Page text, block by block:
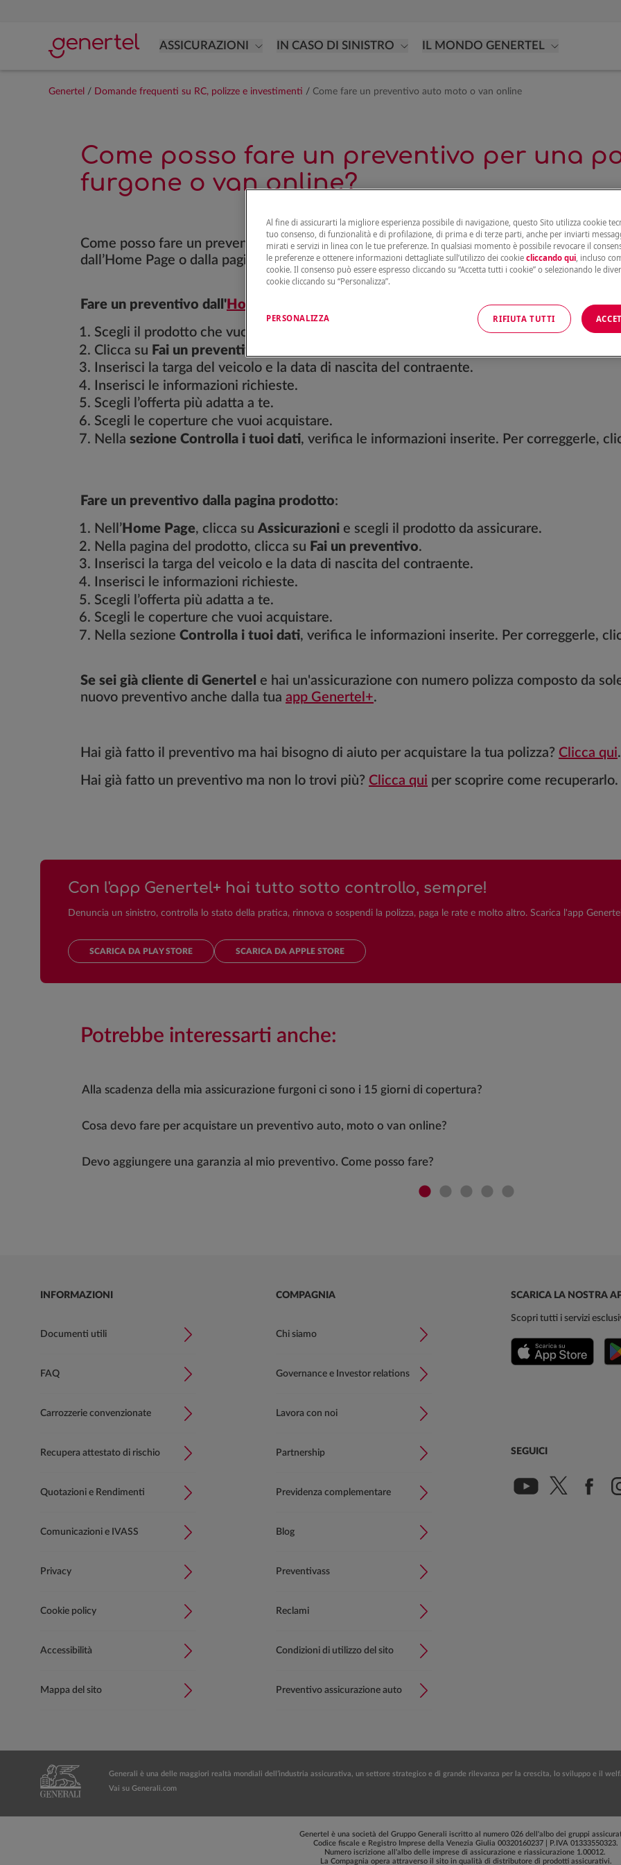
ASSICURAZIONI IN CASO DI SINISTRO IL MONDO GENERTEL
Genertel / Domande frequenti su RC, polizze e investimenti / Come fare un preventivo auto moto o van online
Come posso fare un preventivo per una
furgone o van online?
Come posso fare un preventivo per una polizza auto, moto, furgone o van online? Puoi
dall’Home Page o dalla pagina del prodotto che vuoi assicurare.
Fare un preventivo dall' HomePage
Scegli il prodotto che vuoi assicurare.
Clicca su Fai un preventivo.
Inserisci la targa del veicolo e la data di nascita del contraente.
Inserisci le informazioni richieste.
Scegli l’offerta più adatta a te.
Scegli le coperture che vuoi acquistare.
Nella sezione Controlla i tuoi dati, verifica le informazioni inserite. Per correggerle,
Fare un preventivo dalla pagina prodotto:
Nell’ Home Page, clicca su Assicurazioni e scegli il prodotto da assicurare.
Nella pagina del prodotto, clicca su Fai un preventivo.
Inserisci la targa del veicolo e la data di nascita del contraente.
Inserisci le informazioni richieste.
Scegli l’offerta più adatta a te.
Scegli le coperture che vuoi acquistare.
Nella sezione Controlla i tuoi dati, verifica le informazioni inserite. Per correggerle,
Se sei già cliente di Genertel e hai un'assicurazione con numero polizza composto da
nuovo preventivo anche dalla tua app Genertel+.
Hai già fatto il preventivo ma hai bisogno di aiuto per acquistare la tua polizza? Clicca qui.
Hai già fatto un preventivo ma non lo trovi più? Clicca qui per scoprire come recuperarlo.
Con l'app Genertel+ hai tutto sotto controllo, sempre!
Denuncia un sinistro, controlla lo stato della pratica, rinnova o sospendi la polizza, paga le rate e molto altro. Scarica l'app
SCARICA DA PLAY STORE SCARICA DA APPLE STORE
Potrebbe interessarti anche:
Alla scadenza della mia assicurazione furgoni ci sono i 15 giorni di copertura?
Cosa devo fare per acquistare un preventivo auto, moto o van online?
Devo aggiungere una garanzia al mio preventivo. Come posso fare?
INFORMAZIONI
Documenti utili
FAQ
Carrozzerie convenzionate
Recupera attestato di rischio
Quotazioni e Rendimenti
Comunicazioni e IVASS
Privacy
Cookie policy
Accessibilità
Mappa del sito
COMPAGNIA
Chi siamo
Governance e Investor relations
Lavora con noi
Partnership
Previdenza complementare
Blog
Preventivass
Reclami
Condizioni di utilizzo del sito
Preventivo assicurazione auto
SCARICA LA NOSTRA
Scopri tutti i servizi
SEGUICI
Generali è una delle maggiori realtà mondiali dell’industria assicurativa, un settore strategico e di grande rilevanza per la crescita, lo sviluppo e il
Vai su Generali.com
Genertel è una società del Gruppo Generali iscritto al numero 026 dell'albo dei gruppi
Codice fiscale e Registro Imprese della Venezia Giulia 00320160237 | P.IVA 01333550323.
Numero iscrizione all'albo delle imprese di assicurazione e riassicurazione 1.00012.
La Compagnia opera attraverso il sito in qualità di distributore di prodotti assicurativi.
Al fine di assicurarti la migliore esperienza possibile di navigazione, questo Sito utilizza cookie
tuo consenso, di funzionalità e di profilazione, di prima e di terze parti, anche per inviarti
mirati e servizi in linea con le tue preferenze. In qualsiasi momento è possibile revocare il
le preferenze e ottenere informazioni dettagliate sull’utilizzo dei cookie cliccando qui, incluso
cookie. Il consenso può essere espresso cliccando su “Accetta tutti i cookie” o selezionando le
cookie cliccando su “Personalizza”.
PERSONALIZZA RIFIUTA TUTTI